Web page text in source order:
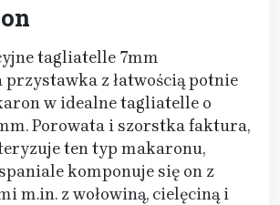
tagliatelle 7mm
przystawka z łatwością potnie
w idealne tagliatelle o
Porowata i szorstka faktura,
ten typ makaronu,
komponuje się on z
m.in. z wołowiną, cielęciną i